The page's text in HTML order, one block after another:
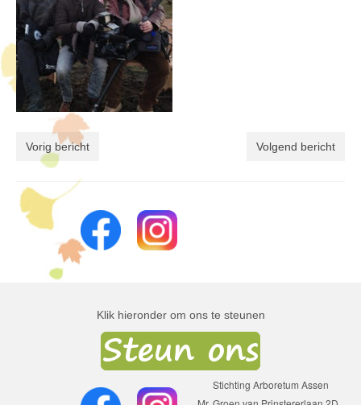
Vorig bericht Volgend bericht
Klik hieronder om ons te steunen
Stichting Arboretum Assen